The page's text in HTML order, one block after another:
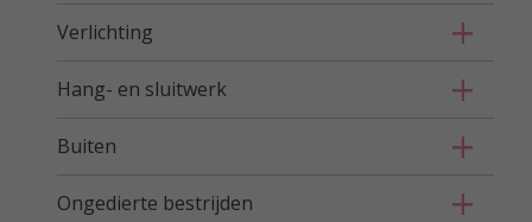
Verlichting
Hang- en sluitwerk
Buiten
Ongedierte bestrijden